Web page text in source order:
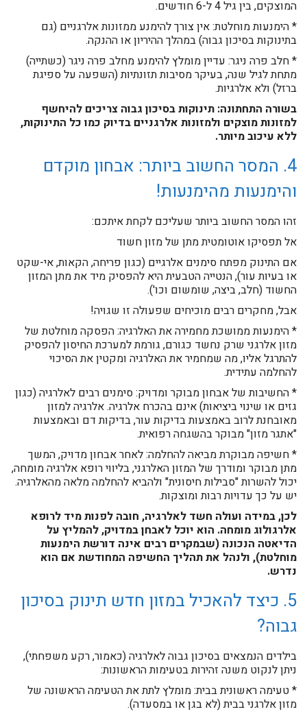
המוצקים, בין גיל 4 ל-6 חודשים.
* הימנעות מוחלטת: אין צורך להימנע ממזונות אלרגניים (גם
בתינוקות בסיכון גבוה) במהלך ההיריון או ההנקה.
* חלב פרה ניגר: עדיין מומלץ להימנע מחלב פרה ניגר (כשתייה)
מתחת לגיל שנה, בעיקר מסיבות תזונתיות (השפעה על ספיגת
ברזל) ולא אלרגיות.
בשורה התחתונה: תינוקות בסיכון גבוה צריכים להיחשף
למזונות מוצקים ולמזונות אלרגניים בדיוק כמו כל התינוקות,
ללא עיכוב מיותר.
4. המסר החשוב ביותר: אבחון מוקדם
והימנעות מהימנעות!
זהו המסר החשוב ביותר שעליכם לקחת איתכם:
אל תפסיקו אוטומטית מתן של מזון חשוד
אם התינוק מפתח סימנים אלרגיים (כגון פריחה, הקאות, אי-שקט
או בעיות עור), הנטייה הטבעית היא להפסיק מיד את מתן המזון
החשוד (חלב, ביצה, שומשום וכו').
אבל, מחקרים רבים מוכיחים שפעולה זו שגויה!
* הימנעות ממושכת מחמירה את האלרגיה: הפסקה מוחלטת של
מזון אלרגני שרק נחשד כגורם, גורמת למערכת החיסון להפסיק
להתרגל אליו, מה שמחמיר את האלרגיה ומקטין את הסיכוי
להחלמה עתידית.
* החשיבות של אבחון מבוקר ומדויק: סימנים רבים לאלרגיה (כגון
גזים או שינוי ביציאות) אינם בהכרח אלרגיה. אלרגיה למזון
מאובחנת לרוב באמצעות בדיקות עור, בדיקות דם ובאמצעות
"אתגר מזון" מבוקר בהשגחה רפואית.
* חשיפה מבוקרת מביאה להחלמה: לאחר אבחון מדויק, המשך
מתן מבוקר ומודרך של המזון האלרגני, בליווי רופא אלרגיה מומחה,
יכול להשרות "סבילות חיסונית" ולהביא להחלמה מלאה מהאלרגיה.
יש על כך עדויות רבות ומוצקות.
לכן, במידה ועולה חשד לאלרגיה, חובה לפנות מיד לרופא
אלרגולוג מומחה. הוא יוכל לאבחן במדויק, להמליץ על
הדיאטה הנכונה (שבמקרים רבים אינה דורשת הימנעות
מוחלטת), ולנהל את תהליך החשיפה המחודשת אם הוא
נדרש.
5. כיצד להאכיל במזון חדש תינוק בסיכון
גבוה?
בילדים הנמצאים בסיכון גבוה לאלרגיה (כאמור, רקע משפחתי),
ניתן לנקוט משנה זהירות בטעימות הראשונות:
* טעימה ראשונית בבית: מומלץ לתת את הטעימה הראשונה של
מזון אלרגני בבית (לא בגן או במסעדה).